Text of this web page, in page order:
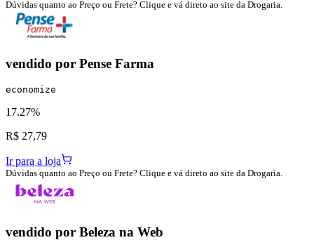
Dúvidas quanto ao Preço ou Frete? Clique e vá direto ao site da Drogaria.
vendido por Pense Farma
economize
17.27%
R$ 27,79
Ir para a loja
Dúvidas quanto ao Preço ou Frete? Clique e vá direto ao site da Drogaria.
vendido por Beleza na Web